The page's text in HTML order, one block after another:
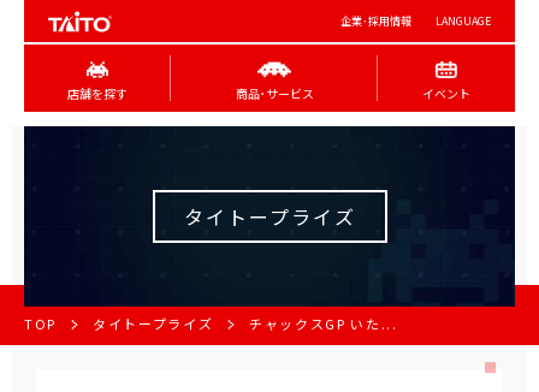
企業･採用情報 LANGUAGE
店舗を探す 商品･サービス イベント
タイトープライズ
TOP タイトープライズ チャックスGP いた...